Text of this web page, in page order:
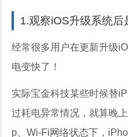
1.观察iOS升级系统后
经常很多用户在更新升级
电变快了！
实际宝金科技某些时候替
过耗电异常情况，就算晚
p、Wi-Fi网络状态下，